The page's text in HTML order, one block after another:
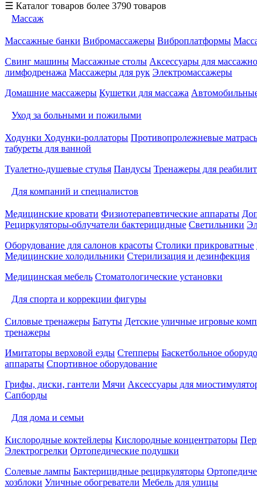
☰ Каталог товаров более 3790 товаров
Массаж
Массажные банки Вибромассажеры Виброплатформы
Свинг машины Массажные столы Аксессуары для
лимфодренажа Массажеры для рук Электромассажеры
Домашние массажеры Кушетки для массажа
Уход за больными и пожилыми
Ходунки Ходунки-роллаторы Противопролежневые
табуреты для ванной
Туалетно-душевые стулья Пандусы Тренажеры для
Для компаний и специалистов
Медицинские кровати Физиотерапевтические аппараты
Рециркуляторы-облучатели бактерицидные Светильники
Оборудование для салонов красоты Столики прикроватные
Медицинские холодильники Стерилизация и дезинфекция
Медицинская мебель Стоматологические установки
Для спорта и коррекции фигуры
Силовые тренажеры Батуты Детские уличные игровые
тренажеры
Имитаторы верховой езды Степперы Баскетбольное
аппараты Спортивное оборудование
Грифы, диски, гантели Мячи Аксессуары для
Сапборды
Для дома и семьи
Кислородные коктейлеры Кислородные концентраторы
Электрогрелки Ортопедические подушки
Солевые лампы Бактерицидные рециркуляторы
хозблоки Уличные обогреватели Мебель для улицы